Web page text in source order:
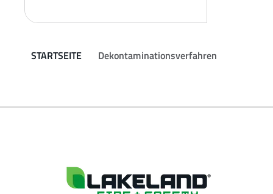
STARTSEITE Dekontaminationsverfahren